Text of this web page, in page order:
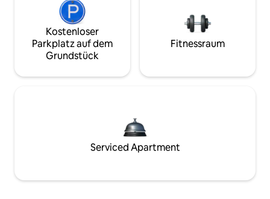
Kostenloser
Parkplatz auf dem
Grundstück
Fitnessraum
Serviced Apartment